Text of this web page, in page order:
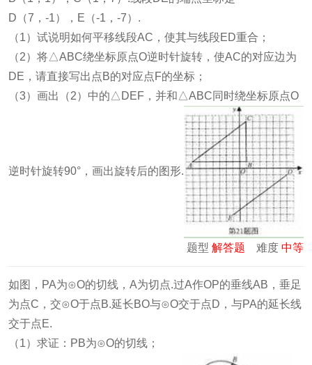
D（7，-1），E（-1，-7）.
（1）试说明如何平移线段AC，使其与线段ED重合；
（2）将△ABC绕坐标原点O逆时针旋转，使AC的对应边为
DE，请直接写出点B的对应点F的坐标；
（3）画出（2）中的△DEF，并和△ABC同时绕坐标原点O
逆时针旋转90°，画出旋转后的图形.
题型 解答题 难度 中等
如图，PA为⊙O的切线，A为切点.过A作OP的垂线AB，垂足
为点C，交⊙O于点B.延长BO与⊙O交于点D，与PA的延长线
交于点E.
（1）求证：PB为⊙O的切线；